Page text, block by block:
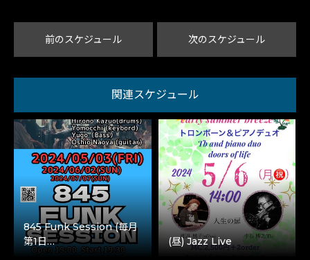
前のスケジュール 次のスケジュール
関連スケジュール
845 Funk Session (毎月
第1日…
(昼) Jazz Live